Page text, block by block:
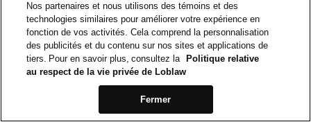
Nos partenaires et nous utilisons des témoins et des
technologies similaires pour améliorer votre expérience en
fonction de vos activités. Cela comprend la personnalisation
des publicités et du contenu sur nos sites et applications de
tiers. Pour en savoir plus, consultez la
Politique relative
au respect de la vie privée de Loblaw
Fermer